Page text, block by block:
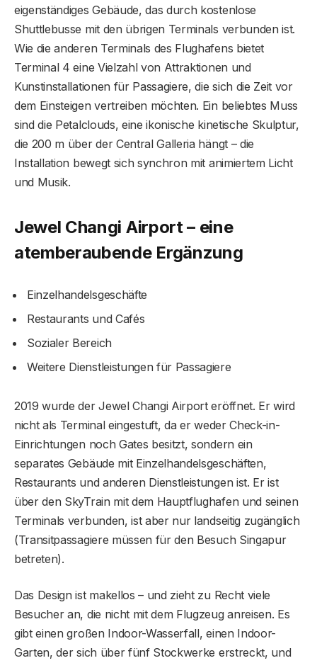
eigenständiges Gebäude, das durch kostenlose
Shuttlebusse mit den übrigen Terminals verbunden ist.
Wie die anderen Terminals des Flughafens bietet
Terminal 4 eine Vielzahl von Attraktionen und
Kunstinstallationen für Passagiere, die sich die Zeit vor
dem Einsteigen vertreiben möchten. Ein beliebtes Muss
sind die Petalclouds, eine ikonische kinetische Skulptur,
die 200 m über der Central Galleria hängt – die
Installation bewegt sich synchron mit animiertem Licht
und Musik.
Jewel Changi Airport – eine
atemberaubende Ergänzung
Einzelhandelsgeschäfte
Restaurants und Cafés
Sozialer Bereich
Weitere Dienstleistungen für Passagiere
2019 wurde der Jewel Changi Airport eröffnet. Er wird
nicht als Terminal eingestuft, da er weder Check-in-
Einrichtungen noch Gates besitzt, sondern ein
separates Gebäude mit Einzelhandelsgeschäften,
Restaurants und anderen Dienstleistungen ist. Er ist
über den SkyTrain mit dem Hauptflughafen und seinen
Terminals verbunden, ist aber nur landseitig zugänglich
(Transitpassagiere müssen für den Besuch Singapur
betreten).
Das Design ist makellos – und zieht zu Recht viele
Besucher an, die nicht mit dem Flugzeug anreisen. Es
gibt einen großen Indoor-Wasserfall, einen Indoor-
Garten, der sich über fünf Stockwerke erstreckt, und